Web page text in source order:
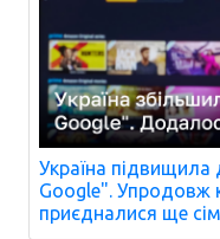
Україна
Google". Упродовж
приєдналися ще